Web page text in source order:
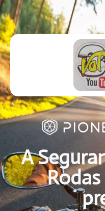
A